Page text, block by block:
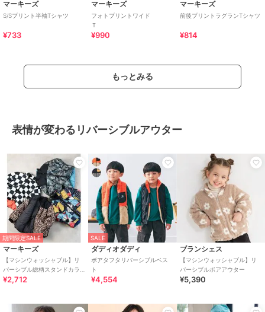
マーキーズ
S/Sプリント半袖Tシャツ
¥733
マーキーズ
フォトプリントワイド
Ｔ
¥990
マーキーズ
前後プリントラグランTシャツ
¥814
もっとみる
表情が変わるリバーシブルアウター
期間限定SALE
マーキーズ
【マシンウォッシャブル】リ
バーシブル総柄スタンドカラ
ーブルゾン
¥2,712
SALE
ダディオダディ
ボアタフタリバーシブルベス
ト
¥4,554
ブランシェス
【マシンウォッシャブル】リ
バーシブルボアアウター
¥5,390